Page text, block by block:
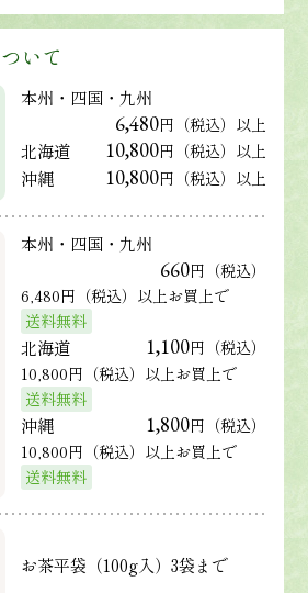
いて
本州・四国・九州
6,480円（税込）以上
北海道 10,800円（税込）以上
沖縄 10,800円（税込）以上
本州・四国・九州
660円（税込）
6,480円（税込）以上お買上で
送料無料
北海道 1,100円（税込）
10,800円（税込）以上お買上で
送料無料
沖縄 1,800円（税込）
10,800円（税込）以上お買上で
送料無料
お茶平袋（100g入）3袋まで